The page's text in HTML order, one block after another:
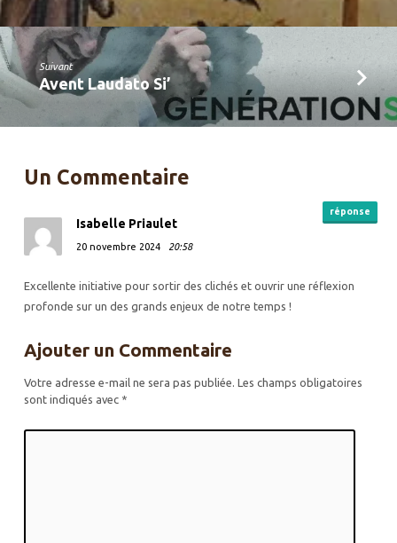
Suivant
Avent Laudato Si’
Un Commentaire
réponse
Isabelle Priaulet
20 novembre 2024 20:58
Excellente initiative pour sortir des clichés et ouvrir une réflexion
profonde sur un des grands enjeux de notre temps !
Ajouter un Commentaire
Votre adresse e-mail ne sera pas publiée. Les champs obligatoires
sont indiqués avec *